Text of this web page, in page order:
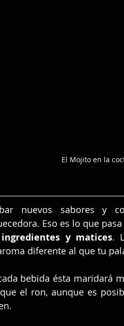
El Mojito en la
nuevos sabores y
Eso es lo que
ingredientes y matices.
diferente al que tu
bebida ésta maridará
el ron, aunque es